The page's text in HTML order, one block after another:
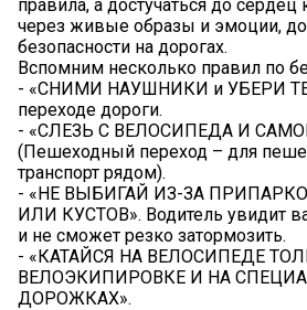
правила, а достучаться до
через живые образы и эмоции,
безопасности на дорогах.
Вспомним несколько правил по
- «СНИМИ НАУШНИКИ и УБЕРИ
переходе дороги.
- «СЛЕЗЬ С ВЕЛОСИПЕДА И
(Пешеходный переход – для
транспорт рядом).
- «НЕ ВЫБИГАЙ ИЗ-ЗА
ИЛИ КУСТОВ». Водитель увидит
и не сможет резко затормозить.
- «КАТАЙСЯ НА ВЕЛОСИПЕДЕ
ВЕЛОЭКИПИРОВКЕ И НА
ДОРОЖКАХ».